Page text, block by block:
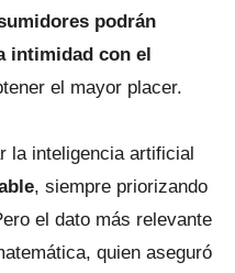
podrán
intimidad con el
el mayor placer.
la inteligencia artificial
, siempre priorizando
el dato más relevante
quien aseguró